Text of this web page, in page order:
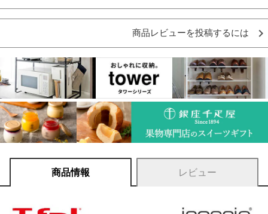
商品レビューを投稿するには
商品情報 レビュー